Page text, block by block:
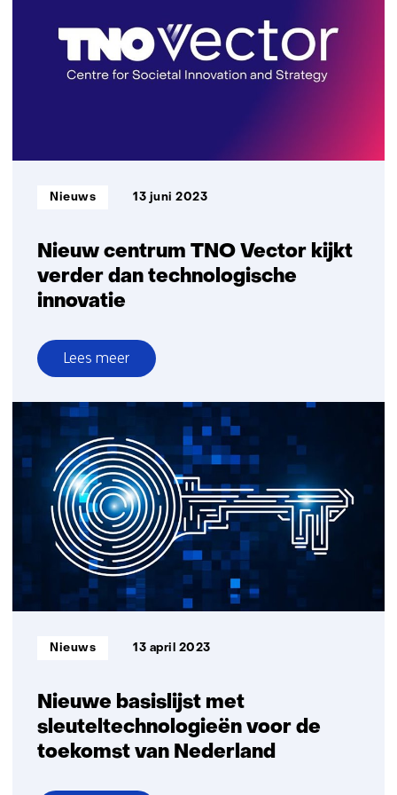
van
Nederlandse
maakindustrie
Nieuw centrum TNO Vector kijkt
verder dan technologische
innovatie
Informatietype:
Nieuws 13 juni 2023
Lees meer
over
Nieuw
centrum
TNO
Vector
kijkt
verder
dan
technologische
innovatie
Nieuwe basislijst met
sleuteltechnologieën voor de
toekomst van Nederland
Informatietype:
Nieuws 13 april 2023